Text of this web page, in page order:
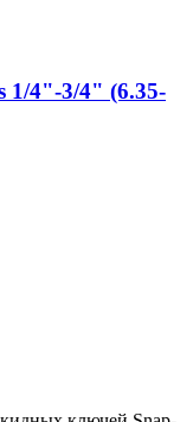
1/4"-3/4" (6.35-